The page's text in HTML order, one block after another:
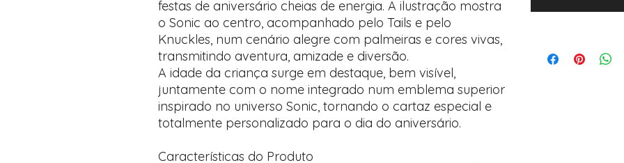
festas de aniversário cheias de energia. A ilustração mostra
o Sonic ao centro, acompanhado pelo Tails e pelo
Knuckles, num cenário alegre com palmeiras e cores vivas,
transmitindo aventura, amizade e diversão.
A idade da criança surge em destaque, bem visível,
juntamente com o nome integrado num emblema superior
inspirado no universo Sonic, tornando o cartaz especial e
totalmente personalizado para o dia do aniversário.
Características do Produto